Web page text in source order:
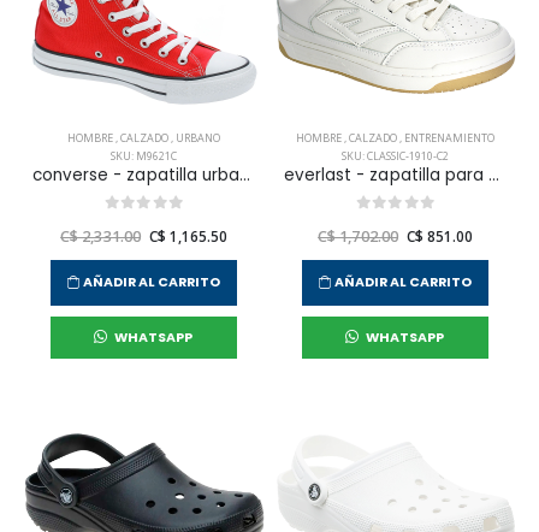
HOMBRE,CALZADO, URBANO
SKU: M9621C
converse - zapatilla urbana chuck taylor all star core hi para hombre
C$ 2,331.00 C$ 1,165.50
AÑADIR AL CARRITO
WHATSAPP
HOMBRE,CALZADO, ENTRENAMIENTO
SKU: CLASSIC-1910-C2
everlast - zapatilla para entrenamiento classic para hombre
C$ 1,702.00 C$ 851.00
AÑADIR AL CARRITO
WHATSAPP